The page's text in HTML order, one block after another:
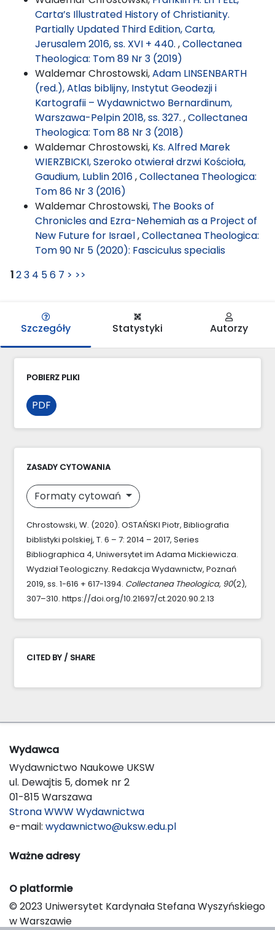
Carta’s Illustrated History of Christianity.
Partially Updated Third Edition, Carta,
Jerusalem 2016, ss. XVI + 440. ,Collectanea
Theologica: Tom 89 Nr 3 (2019)
Waldemar Chrostowski,Adam LINSENBARTH
(red.), Atlas biblijny, Instytut Geodezji i
Kartografii – Wydawnictwo Bernardinum,
Warszawa-Pelpin 2018, ss. 327. ,Collectanea
Theologica: Tom 88 Nr 3 (2018)
Waldemar Chrostowski, Ks. Alfred Marek
WIERZBICKI, Szeroko otwierał drzwi Kościoła,
Gaudium, Lublin 2016,Collectanea Theologica:
Tom 86 Nr 3 (2016)
Waldemar Chrostowski, The Books of
Chronicles and Ezra-Nehemiah as a Project of
New Future for Israel,Collectanea Theologica:
Tom 90 Nr 5 (2020): Fasciculus specialis
123 4 56 7 > >>
Szczegóły Statystyki Autorzy
POBIERZ PLIKI
PDF
ZASADY CYTOWANIA
Formaty cytowań
Chrostowski, W. (2020). OSTAŃSKI Piotr, Bibliografia
biblistyki polskiej, T. 6 – 7: 2014 – 2017, Series
Bibliographica 4, Uniwersytet im Adama Mickiewicza.
Wydział Teologiczny. Redakcja Wydawnictw, Poznań
2019, ss. 1-616 + 617-1394. Collectanea Theologica, 90(2),
307–310. https://doi.org/10.21697/ct.2020.90.2.13
CITED BY / SHARE
Wydawca
Wydawnictwo Naukowe UKSW
ul. Dewajtis 5, domek nr 2
01-815 Warszawa
Strona WWW Wydawnictwa
e-mail: wydawnictwo@uksw.edu.pl
Ważne adresy
O platformie
© 2023 Uniwersytet Kardynała Stefana Wyszyńskiego
w Warszawie